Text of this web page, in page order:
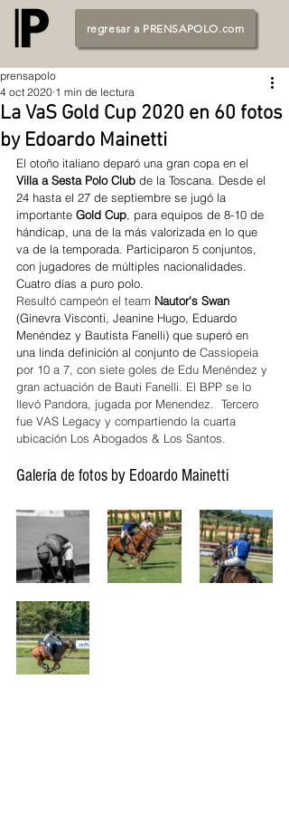
regresar a PRENSAPOLO.com
La VaS Gold Cup 2020 en 60 fotos
by Edoardo Mainetti
prensapolo
4 oct 2020 1 min de lectura
El otoño italiano deparó una gran copa en el
Villa a Sesta Polo Club de la Toscana. Desde el
24 hasta el 27 de septiembre se jugó la
importante Gold Cup, para equipos de 8-10 de
hándicap, una de la más valorizada en lo que
va de la temporada. Participaron 5 conjuntos,
con jugadores de múltiples nacionalidades.
Cuatro días a puro polo.
Resultó campeón el team Nautor's Swan
(Ginevra Visconti, Jeanine Hugo, Eduardo
Menéndez y Bautista Fanelli) que superó en
una linda definición al conjunto de Cassiopeia
por 10 a 7, con siete goles de Edu Menéndez y
gran actuación de Bauti Fanelli. El BPP se lo
llevó Pandora, jugada por Menendez.  Tercero
fue VAS Legacy y compartiendo la cuarta
ubicación Los Abogados & Los Santos.
Galería de fotos by Edoardo Mainetti